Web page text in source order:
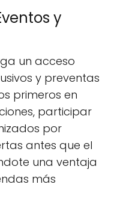
y
un acceso
y preventas
primeros en
participar
por
antes que el
una ventaja
más